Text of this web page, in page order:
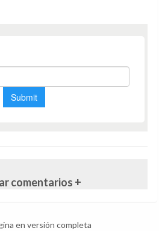
comentarios +
en versión completa